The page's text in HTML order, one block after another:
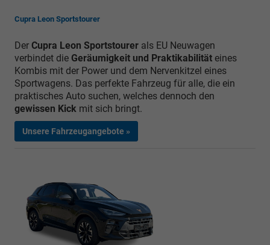
Cupra Leon Sportstourer
Der Cupra Leon Sportstourer als EU Neuwagen
verbindet die Geräumigkeit und Praktikabilität eines
Kombis mit der Power und dem Nervenkitzel eines
Sportwagens. Das perfekte Fahrzeug für alle, die ein
praktisches Auto suchen, welches dennoch den
gewissen Kick mit sich bringt.
Unsere Fahrzeugangebote »